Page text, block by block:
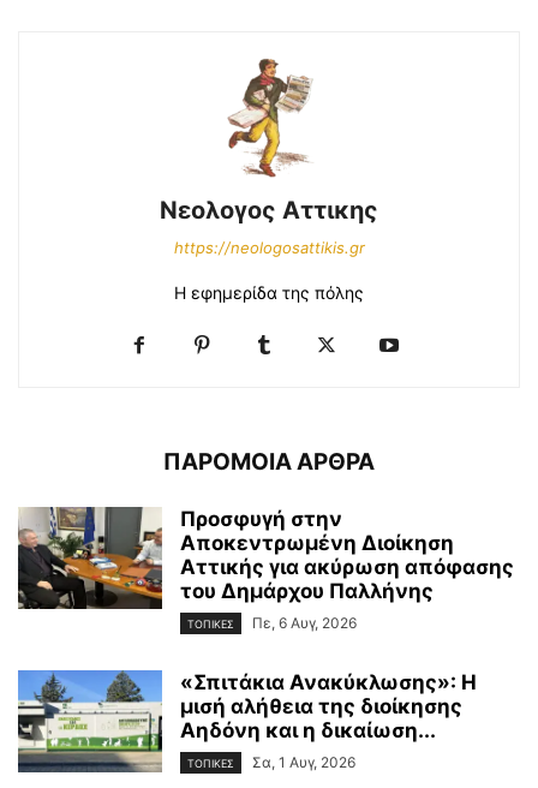
Νεολογος Αττικης
https://neologosattikis.gr
Η εφημερίδα της πόλης
ΠΑΡΟΜΟΙΑ ΑΡΘΡΑ
Προσφυγή στην
Αποκεντρωμένη Διοίκηση
Αττικής για ακύρωση απόφασης
του Δημάρχου Παλλήνης
ΤΟΠΙΚΕΣ Πε, 6 Αυγ, 2026
«Σπιτάκια Ανακύκλωσης»: Η
μισή αλήθεια της διοίκησης
Αηδόνη και η δικαίωση...
ΤΟΠΙΚΕΣ Σα, 1 Αυγ, 2026